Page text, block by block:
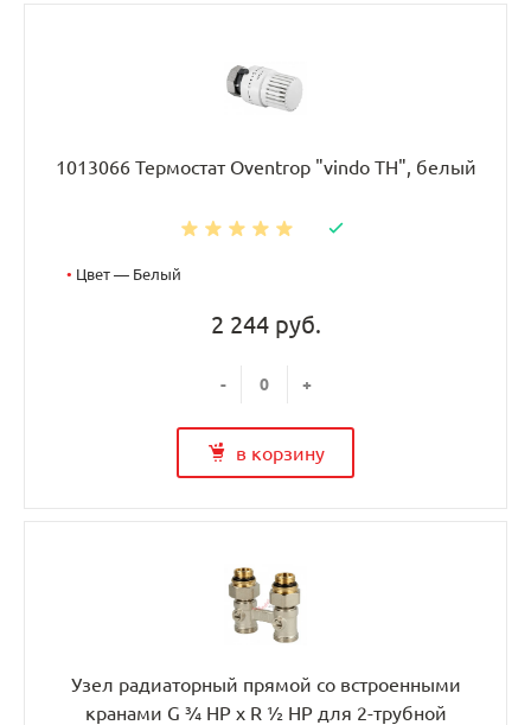
1013066 Термостат Oventrop "vindo TH", белый
• Цвет — Белый
2 244 руб.
- +
в корзину
Узел радиаторный прямой со встроенными
кранами G ¾ НР x R ½ НР для 2-трубной